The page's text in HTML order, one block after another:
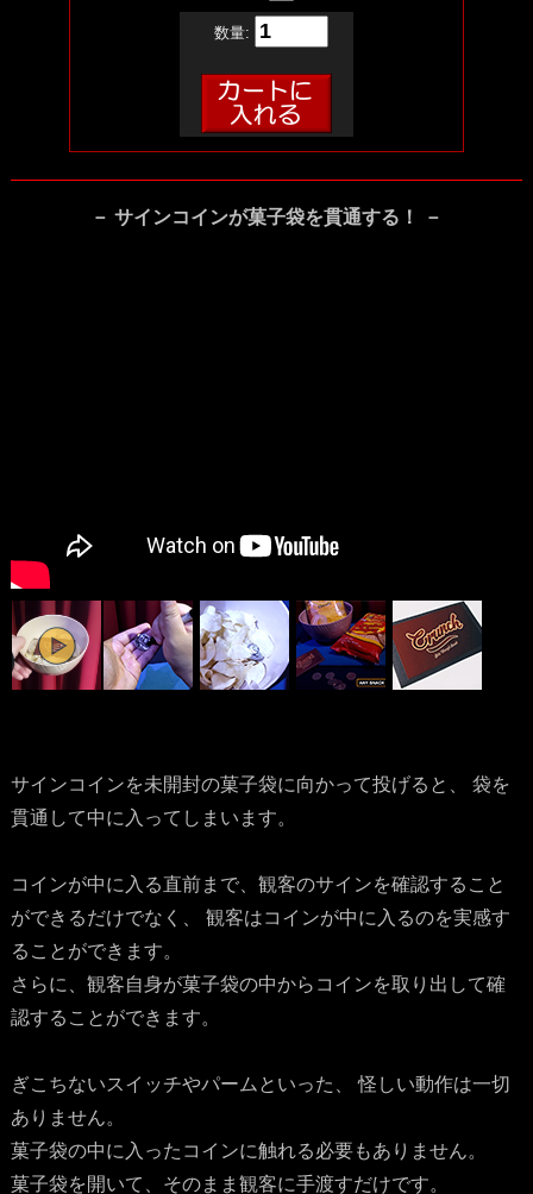
数量:
－ サインコインが菓子袋を貫通する！ －
サインコインを未開封の菓子袋に向かって投げると、 袋を
貫通して中に入ってしまいます。
コインが中に入る直前まで、観客のサインを確認すること
ができるだけでなく、 観客はコインが中に入るのを実感す
ることができます。
さらに、観客自身が菓子袋の中からコインを取り出して確
認することができます。
ぎこちないスイッチやパームといった、 怪しい動作は一切
ありません。
菓子袋の中に入ったコインに触れる必要もありません。
菓子袋を開いて、そのまま観客に手渡すだけです。